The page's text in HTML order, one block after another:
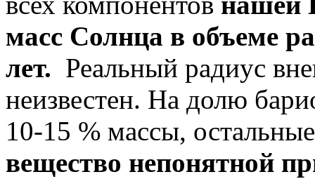
масс Солнца в объеме
лет. Реальный радиус
неизвестен. На долю
10-15 % массы,
вещество непонятной